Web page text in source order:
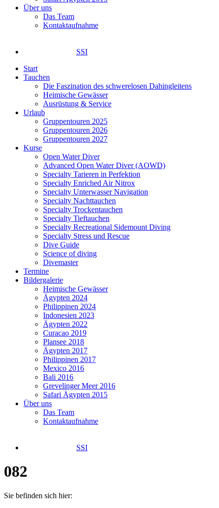
Über uns
Das Team
Kontaktaufnahme
SSI
Start
Tauchen
Die Faszination des schwerelosen Dahingleitens
Heimische Gewässer
Ausrüstung & Service
Urlaub
Gruppentouren 2025
Gruppentouren 2026
Gruppentouren 2027
Kurse
Open Water Diver
Advanced Open Water Diver (AOWD)
Specialty Tarieren in Perfektion
Specialty Enriched Air Nitrox
Specialty Unterwasser Navigation
Specialty Nachttauchen
Specialty Trockentauchen
Specialty Tieftauchen
Specialty Recreational Sidemount Diving
Specialty Stress und Rescue
Dive Guide
Science of diving
Divemaster
Termine
Bildergalerie
Heimische Gewässer
Ägypten 2024
Philippinen 2024
Indonesien 2023
Ägypten 2022
Curacao 2019
Plansee 2018
Ägypten 2017
Philippinen 2017
Mexico 2016
Bali 2016
Grevelinger Meer 2016
Safari Ägypten 2015
Über uns
Das Team
Kontaktaufnahme
SSI
082
Sie befinden sich hier: